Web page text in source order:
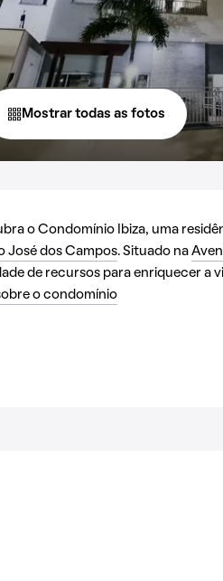
Mostrar todas as fotos
o Condomínio Ibiza, uma
José dos Campos. Situado na
de recursos para enriquecer a
o condomínio